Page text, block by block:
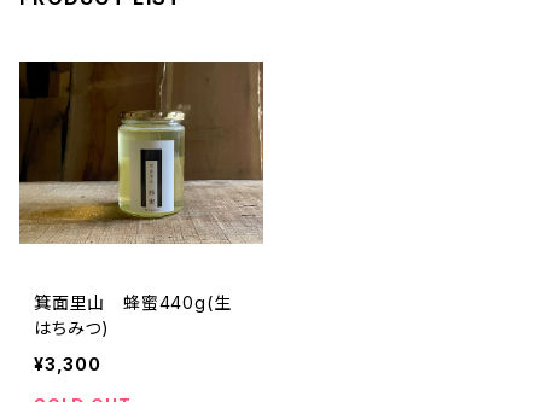
箕面里山 蜂蜜440g(生
はちみつ)
¥3,300